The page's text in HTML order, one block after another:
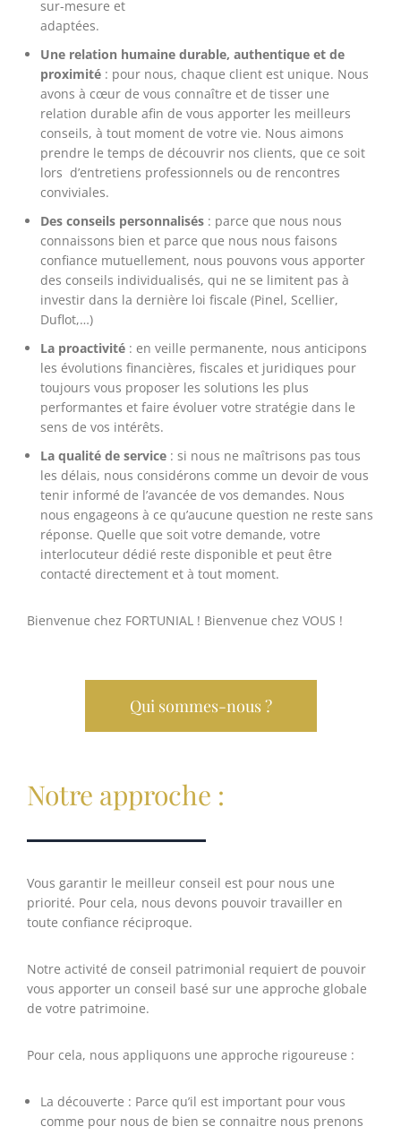
sur-mesure et
adaptées.
Une relation humaine durable, authentique et de
proximité : pour nous, chaque client est unique. Nous
avons à cœur de vous connaître et de tisser une
relation durable afin de vous apporter les meilleurs
conseils, à tout moment de votre vie. Nous aimons
prendre le temps de découvrir nos clients, que ce soit
lors d’entretiens professionnels ou de rencontres
conviviales.
Des conseils personnalisés : parce que nous nous
connaissons bien et parce que nous nous faisons
confiance mutuellement, nous pouvons vous apporter
des conseils individualisés, qui ne se limitent pas à
investir dans la dernière loi fiscale (Pinel, Scellier,
Duflot,…)
La proactivité : en veille permanente, nous anticipons
les évolutions financières, fiscales et juridiques pour
toujours vous proposer les solutions les plus
performantes et faire évoluer votre stratégie dans le
sens de vos intérêts.
La qualité de service : si nous ne maîtrisons pas tous
les délais, nous considérons comme un devoir de vous
tenir informé de l’avancée de vos demandes. Nous
nous engageons à ce qu’aucune question ne reste sans
réponse. Quelle que soit votre demande, votre
interlocuteur dédié reste disponible et peut être
contacté directement et à tout moment.
Bienvenue chez FORTUNIAL ! Bienvenue chez VOUS !
Qui sommes-nous ?
Notre approche :
Vous garantir le meilleur conseil est pour nous une
priorité. Pour cela, nous devons pouvoir travailler en
toute confiance réciproque.
Notre activité de conseil patrimonial requiert de pouvoir
vous apporter un conseil basé sur une approche globale
de votre patrimoine.
Pour cela, nous appliquons une approche rigoureuse :
La découverte : Parce qu’il est important pour vous
comme pour nous de bien se connaitre nous prenons